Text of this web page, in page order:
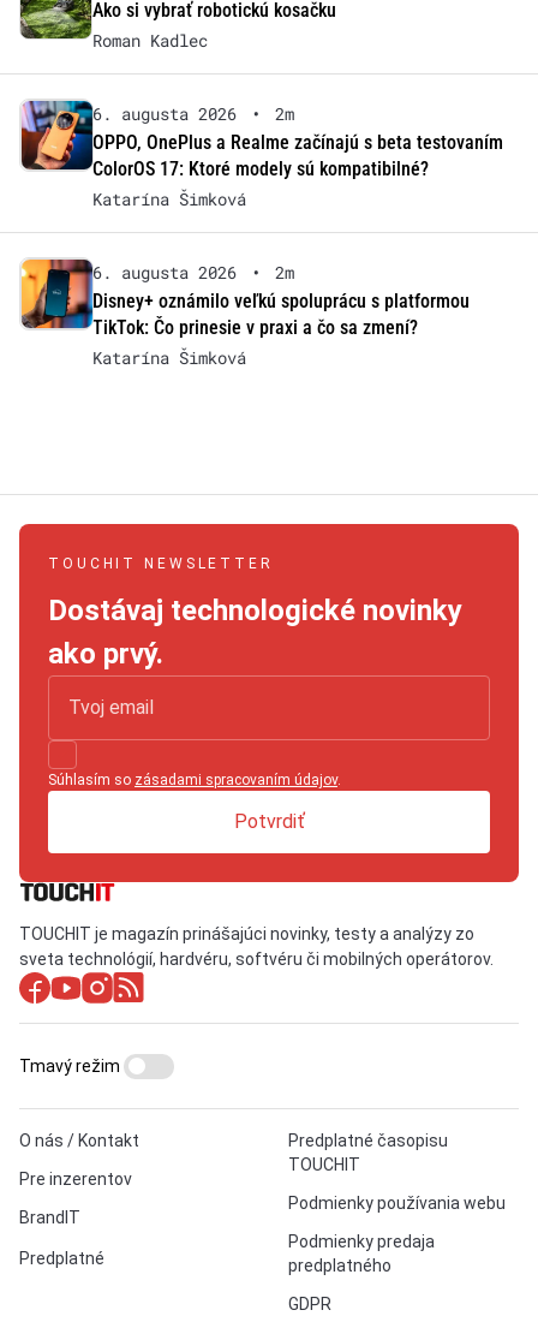
Ako si vybrať robotickú kosačku
Roman Kadlec
6. augusta 2026 •
2m
OPPO, OnePlus a Realme začínajú s beta testovaním
ColorOS 17: Ktoré modely sú kompatibilné?
Katarína Šimková
6. augusta 2026 •
2m
Disney+ oznámilo veľkú spoluprácu s platformou
TikTok: Čo prinesie v praxi a čo sa zmení?
Katarína Šimková
TOUCHIT NEWSLETTER
Dostávaj technologické novinky
ako prvý.
Súhlasím so zásadami spracovaním údajov.
Potvrdiť
TOUCHIT je magazín prinášajúci novinky, testy a analýzy zo
sveta technológií, hardvéru, softvéru či mobilných operátorov.
O nás / Kontakt
Pre inzerentov
BrandIT
Predplatné
Predplatné časopisu
TOUCHIT
Podmienky používania webu
Podmienky predaja
predplatného
GDPR
Tmavý režim